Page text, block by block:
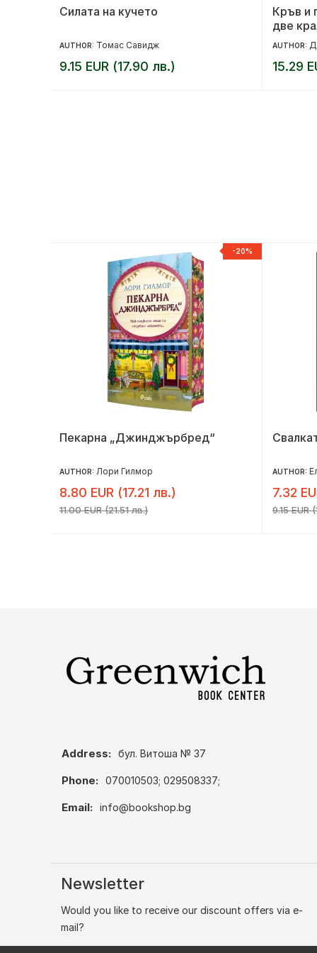
Силата на кучето
AUTHOR: Томас Савидж
9.15 EUR (17.90 лв.)
Кръв и
две
AUTHOR:
15.29
-20%
Пекарна „Джинджърбред“
AUTHOR: Лори Гилмор
8.80 EUR (17.21 лв.)
11.00 EUR (21.51 лв.)
AUTHOR:
7.32
9.15 EUR
Address: бул. Витоша № 37
Phone: 070010503; 029508337;
Email: info@bookshop.bg
Newsletter
Would you like to receive our discount offers via e-
mail?